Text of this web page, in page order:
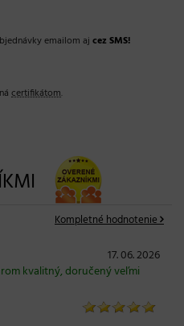
emailom ajcez SMS!
certifikátom.
Kompletné hodnotenie
17. 06. 2026
kvalitný, doručený veľmi